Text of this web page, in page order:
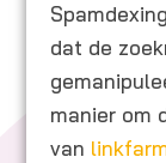
dat de
manier om
van